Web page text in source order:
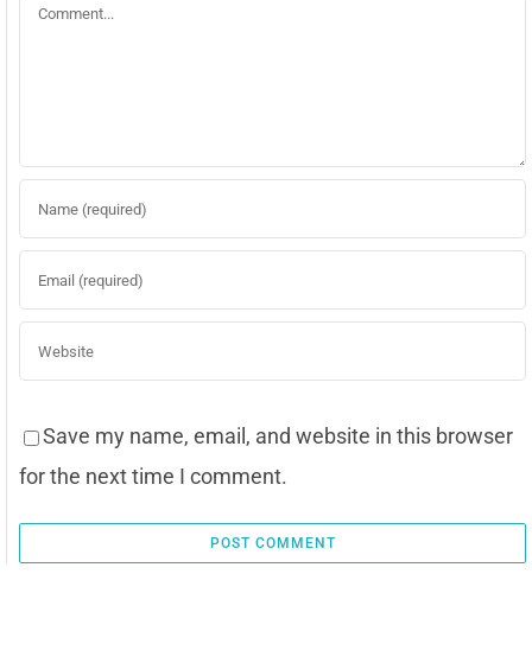
Bình
Save my name, email, and website in this browser
for the next time I comment.